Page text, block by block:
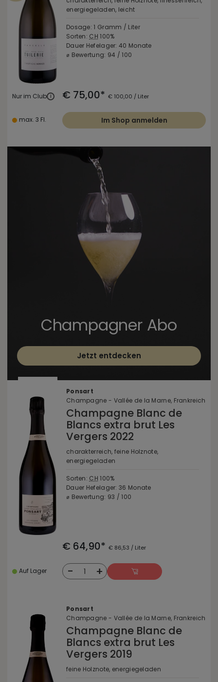
energiegeladen, leicht
Dosage: 1 Gramm / Liter
Sorten: CH 100%
Dauer Hefelager: 40 Monate
⌀ Bewertung: 94 / 100
Nur im Club i € 75,00* € 100,00 / Liter
max. 3 Fl. Im Shop anmelden
Champagner Abo
Jetzt entdecken
Ponsart
Champagne - Vallée de la Marne, Frankreich
Champagne Blanc de
Blancs extra brut Les
Vergers 2022
charakterreich, feine Holznote,
energiegeladen
Sorten: CH 100%
Dauer Hefelager: 36 Monate
⌀ Bewertung: 93 / 100
€ 64,90* € 86,53 / Liter
Auf Lager - 1 +
Ponsart
Champagne - Vallée de la Marne, Frankreich
Champagne Blanc de
Blancs extra brut Les
Vergers 2019
feine Holznote, energiegeladen